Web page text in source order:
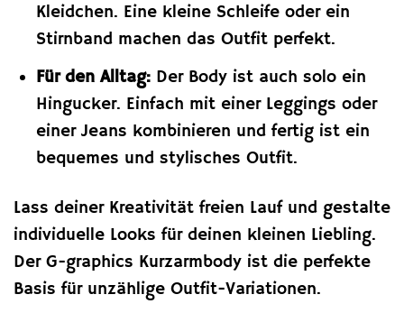
Kleidchen. Eine kleine Schleife oder ein
Stirnband machen das Outfit perfekt.
Für den Alltag:Der Body ist auch solo ein
Hingucker. Einfach mit einer Leggings oder
einer Jeans kombinieren und fertig ist ein
bequemes und stylisches Outfit.
Lass deiner Kreativität freien Lauf und gestalte
individuelle Looks für deinen kleinen Liebling.
Der G-graphics Kurzarmbody ist die perfekte
Basis für unzählige Outfit-Variationen.